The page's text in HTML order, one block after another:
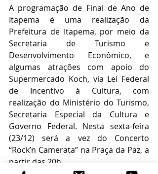
A programação de Final de Ano de
Itapema é uma realização da
Prefeitura de Itapema, por meio da
Secretaria de Turismo e
Desenvolvimento Econômico, e
algumas atrações com apoio do
Supermercado Koch, via Lei Federal
de Incentivo à Cultura, com
realização do Ministério do Turismo,
Secretaria Especial da Cultura e
Governo Federal. Nesta sexta-feira
(23/12) será a vez do Concerto
“Rock’n Camerata” na Praça da Paz, a
partir das 20h.